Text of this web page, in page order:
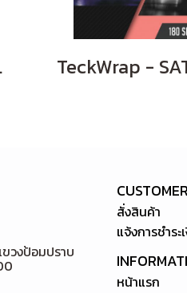
วงป้อมปราบ
สั่งสินค้า
แจ้งการชำระ
หน้าแรก